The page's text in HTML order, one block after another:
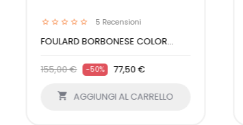
5 Recensioni
FOULARD BORBONESE COLOR...
155,00 € -50% 77,50 €
 AGGIUNGI AL CARRELLO